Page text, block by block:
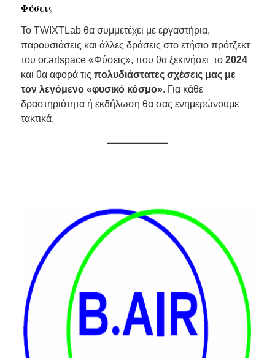
Φύσεις
Το TWIXTLab θα συμμετέχει με εργαστήρια,
παρουσιάσεις και άλλες δράσεις στο ετήσιο πρότζεκτ
του or.artspace «Φύσεις», που θα ξεκινήσει το2024
και θα αφορά τιςπολυδιάστατες σχέσεις μας με
τον λεγόμενο «φυσικό κόσμο». Για κάθε
δραστηριότητα ή εκδήλωση θα σας ενημερώνουμε
τακτικά.